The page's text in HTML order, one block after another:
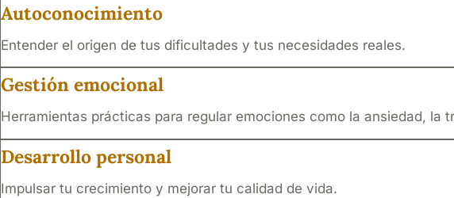
Autoconocimiento
Entender el origen de tus dificultades y tus necesidades reales.
Gestión emocional
Herramientas prácticas para regular emociones como la ansiedad, la
Desarrollo personal
Impulsar tu crecimiento y mejorar tu calidad de vida.